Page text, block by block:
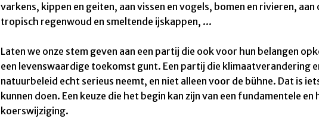
varkens, kippen en geiten, aan vissen en vogels, bomen en rivieren, aan
tropisch regenwoud en smeltende ijskappen, ...
Laten we onze stem geven aan een partij die ook voor hun belangen
een levenswaardige toekomst gunt. Een partij die klimaatverandering
natuurbeleid echt serieus neemt, en niet alleen voor de bühne. Dat is
kunnen doen. Een keuze die het begin kan zijn van een fundamentele
koerswijziging.